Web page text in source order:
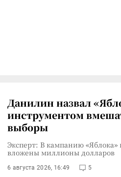
Данилин назвал
инструментом
выборы
Эксперт: В кампанию «Яблока»
вложены миллионы долларов
6 августа 2026, 16:49 5